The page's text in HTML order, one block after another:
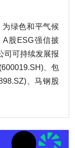
绿色和平气候
股ESG强信披
司可持续发展报
、包
、马钢股